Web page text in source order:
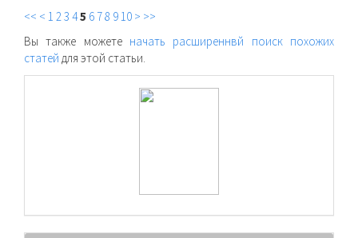
<< < 1 23 45 6 78 9 10 > >>
Вы также можете начать расширеннвй поиск похожих
статей для этой статьи.